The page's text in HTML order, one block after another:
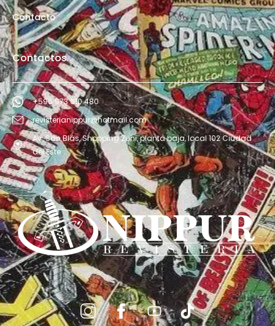
Contacto
Contactos
+595 973 610 480
revisterianippur@hotmail.com
Av. San Blás, Shopping Zuni, planta baja, local 102 Ciudad
del Este